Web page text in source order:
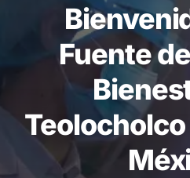
Fuente